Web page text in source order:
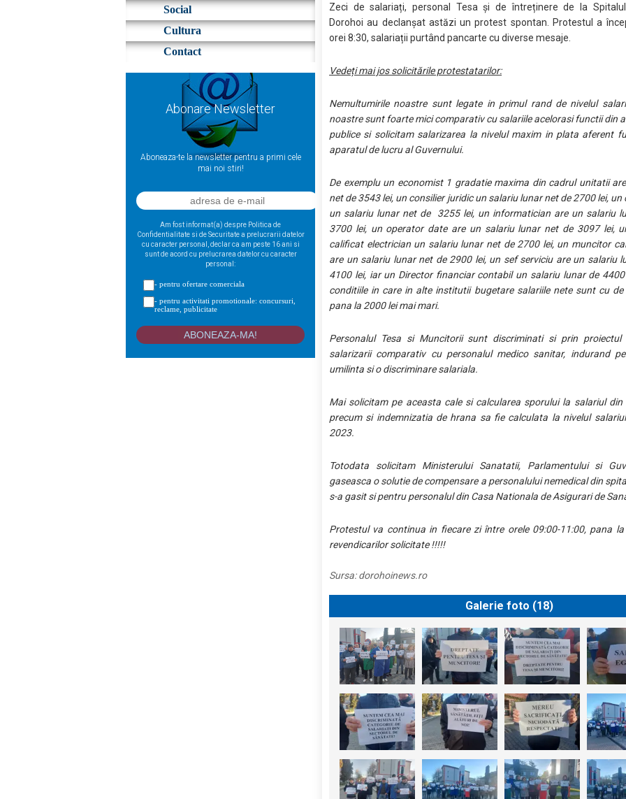
Social
Cultura
Contact
Abonare Newsletter
Aboneaza-te la newsletter pentru a primi cele
mai noi stiri!
Am fost informat(a) despre Politica de
Confidentialitate si de Securitate a prelucrarii datelor
cu caracter personal, declar ca am peste 16 ani si
sunt de acord cu prelucrarea datelor cu caracter
personal:
- pentru ofertare comerciala
- pentru activitati promotionale: concursuri,
reclame, publicitate
Zeci de salariați, personal Tesa și de întreținere de la Spitalul
Dorohoi au declanșat astăzi un protest spontan. Protestul a
orei 8:30, salariații purtând pancarte cu diverse mesaje.
Vedeți mai jos solicitările protestatarilor:
Nemultumirile noastre sunt legate in primul rand de nivelul
noastre sunt foarte mici comparativ cu salariile acelorasi functii din
publice si solicitam salarizarea la nivelul maxim in plata aferent
aparatul de lucru al Guvernului.
De exemplu un economist 1 gradatie maxima din cadrul unitatii
net de 3543 lei, un consilier juridic un salariu lunar net de 2700 lei, un
un salariu lunar net de 3255 lei, un informatician are un salariu
3700 lei, un operator date are un salariu lunar net de 3097 lei,
calificat electrician un salariu lunar net de 2700 lei, un muncitor
are un salariu lunar net de 2900 lei, un sef serviciu are un salariu
4100 lei, iar un Director financiar contabil un salariu lunar de
conditiile in care in alte institutii bugetare salariile nete sunt cu
pana la 2000 lei mai mari.
Personalul Tesa si Muncitorii sunt discriminati si prin
salarizarii comparativ cu personalul medico sanitar, indurand
umilinta si o discriminare salariala.
Mai solicitam pe aceasta cale si calcularea sporului la salariul din
precum si indemnizatia de hrana sa fie calculata la nivelul
2023.
Totodata solicitam Ministerului Sanatatii, Parlamentului si
gaseasca o solutie de compensare a personalului nemedical din
s-a gasit si pentru personalul din Casa Nationala de Asigurari de
Protestul va continua in fiecare zi între orele 09:00-11:00, pana la
revendicarilor solicitate !!!!!
Sursa:dorohoinews.ro
Galerie foto (18)